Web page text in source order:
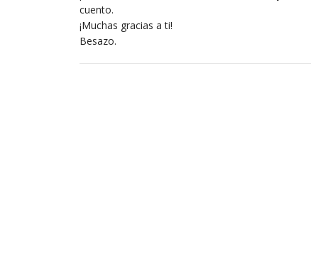
cuento.
¡Muchas gracias a ti!
Besazo.